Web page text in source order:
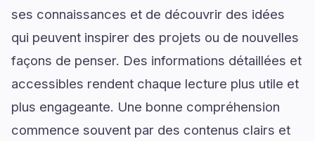
ses connaissances et de découvrir des idées
qui peuvent inspirer des projets ou de nouvelles
façons de penser. Des informations détaillées et
accessibles rendent chaque lecture plus utile et
plus engageante. Une bonne compréhension
commence souvent par des contenus clairs et